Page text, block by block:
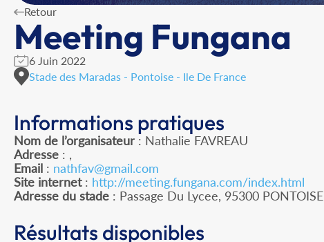
Retour
Meeting Fungana
6 Juin 2022
Stade des Maradas - Pontoise - Ile De France
Informations pratiques
Nom de l’organisateur : Nathalie FAVREAU
Adresse : ,
Email : nathfav@gmail.com
Site internet: http://meeting.fungana.com/index.html
Adresse du stade : Passage Du Lycee, 95300 PONTOISE
Résultats disponibles